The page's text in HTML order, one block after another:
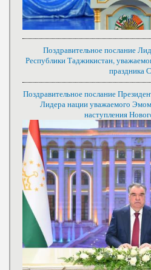
Поздравительное послание
Республики Таджикистан,
праздника
Поздравительное послание
Лидера нации уважаемого
наступления